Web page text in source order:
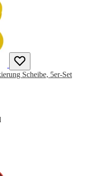
Scheibe, 5er-Set